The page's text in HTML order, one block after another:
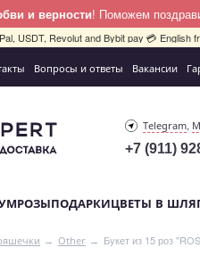
и верности! Поможем
USDT, Revolut and Bybit pay 💳
Вопросы и ответы Вакансии
Telegram,
+7 (911)
РОЗЫПОДАРКИЦВЕТЫ В
Other Букет из 15 роз